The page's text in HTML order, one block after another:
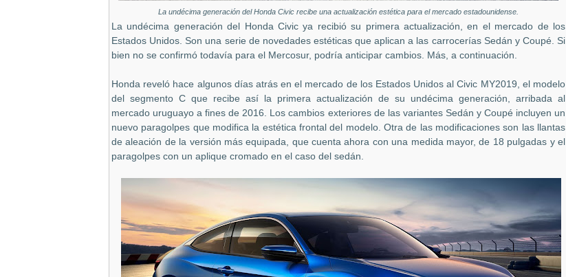
La undécima generación del Honda Civic recibe una actualización estética para el mercado estadounidense.
La undécima generación del Honda Civic ya recibió su primera actualización, en el mercado de los
Estados Unidos. Son una serie de novedades estéticas que aplican a las carrocerías Sedán y Coupé. Si
bien no se confirmó todavía para el Mercosur, podría anticipar cambios. Más, a continuación.
Honda reveló hace algunos días atrás en el mercado de los Estados Unidos al Civic MY2019, el modelo
del segmento C que recibe así la primera actualización de su undécima generación, arribada al
mercado uruguayo a fines de 2016. Los cambios exteriores de las variantes Sedán y Coupé incluyen un
nuevo paragolpes que modifica la estética frontal del modelo. Otra de las modificaciones son las llantas
de aleación de la versión más equipada, que cuenta ahora con una medida mayor, de 18 pulgadas y el
paragolpes con un aplique cromado en el caso del sedán.